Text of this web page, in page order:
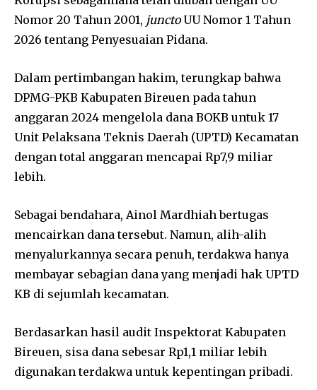
Nomor 20 Tahun 2001, junctoUU Nomor 1 Tahun
2026 tentang Penyesuaian Pidana.
Dalam pertimbangan hakim, terungkap bahwa
DPMG-PKB Kabupaten Bireuen pada tahun
anggaran 2024 mengelola dana BOKB untuk 17
Unit Pelaksana Teknis Daerah (UPTD) Kecamatan
dengan total anggaran mencapai Rp7,9 miliar
lebih.
Sebagai bendahara, Ainol Mardhiah bertugas
mencairkan dana tersebut. Namun, alih-alih
menyalurkannya secara penuh, terdakwa hanya
membayar sebagian dana yang menjadi hak UPTD
KB di sejumlah kecamatan.
Berdasarkan hasil audit Inspektorat Kabupaten
Bireuen, sisa dana sebesar Rp1,1 miliar lebih
digunakan terdakwa untuk kepentingan pribadi.